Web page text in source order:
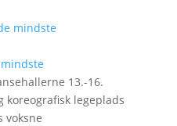
13.-16.
legeplads
voksne